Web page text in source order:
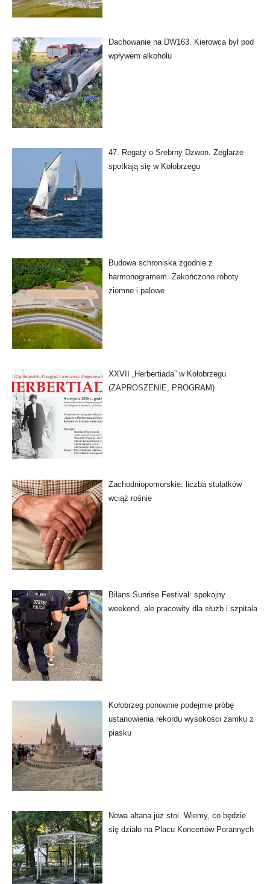
Dachowanie na DW163. Kierowca był pod
wpływem alkoholu
47. Regaty o Srebrny Dzwon. Żeglarze
spotkają się w Kołobrzegu
Budowa schroniska zgodnie z
harmonogramem. Zakończono roboty
ziemne i palowe
XXVII „Herbertiada” w Kołobrzegu
(ZAPROSZENIE, PROGRAM)
Zachodniopomorskie: liczba stulatków
wciąż rośnie
Bilans Sunrise Festival: spokojny
weekend, ale pracowity dla służb i szpitala
Kołobrzeg ponownie podejmie próbę
ustanowienia rekordu wysokości zamku z
piasku
Nowa altana już stoi. Wiemy, co będzie
się działo na Placu Koncertów Porannych